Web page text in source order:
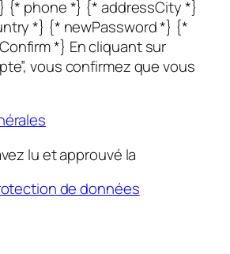
{* phone *} {* addressCity *}
*} {* newPassword *} {*
*} En cliquant sur
vous confirmez que vous
lu et approuvé la
de données